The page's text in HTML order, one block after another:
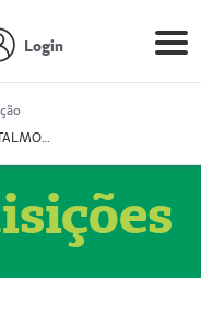
Login
Prestador OFTALMOCLÍNICA SÃO GONÇALO (55004164-2)